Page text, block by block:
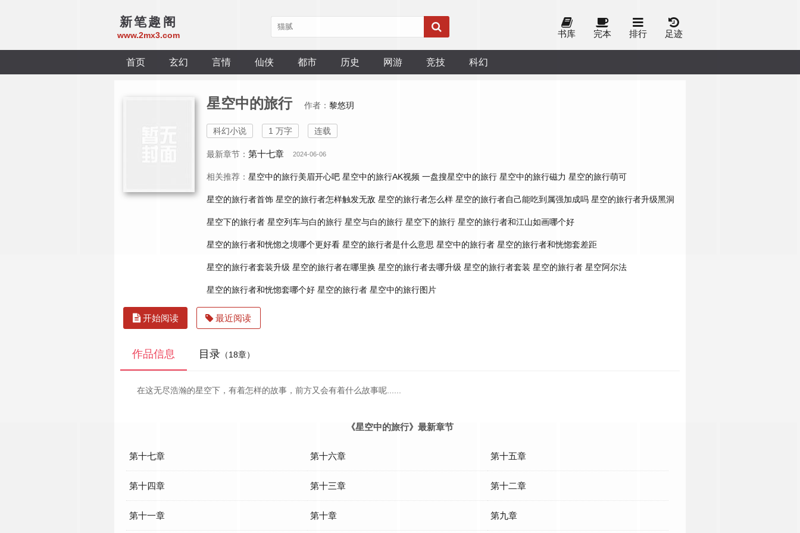
新笔趣阁
www.2mx3.com 书库 完本 排行 足迹
首页 玄幻 言情 仙侠 都市 历史 网游 竞技 科幻
星空中的旅行 作者： 黎悠玥
科幻小说 1 万字 连载
最新章节： 第十七章 2024-06-06
相关推荐： 星空中的旅行美眉开心吧 星空中的旅行AK视频 一盘搜星空中的旅行 星空中的旅行磁力 星空的旅行萌可
星空的旅行者首饰 星空的旅行者怎样触发无敌 星空的旅行者怎么样 星空的旅行者自己能吃到属强加成吗 星空的旅行者升级黑洞
星空下的旅行者 星空列车与白的旅行 星空与白的旅行 星空下的旅行 星空的旅行者和江山如画哪个好
星空的旅行者和恍惚之境哪个更好看 星空的旅行者是什么意思 星空中的旅行者 星空的旅行者和恍惚套差距
星空的旅行者套装升级 星空的旅行者在哪里换 星空的旅行者去哪升级 星空的旅行者套装 星空的旅行者 星空阿尔法
星空的旅行者和恍惚套哪个好 星空的旅行者 星空中的旅行图片
开始阅读 最近阅读
作品信息 目录 （18章）
在这无尽浩瀚的星空下，有着怎样的故事，前方又会有着什么故事呢......
《星空中的旅行》最新章节
第十七章 第十六章 第十五章
第十四章 第十三章 第十二章
第十一章 第十章 第九章